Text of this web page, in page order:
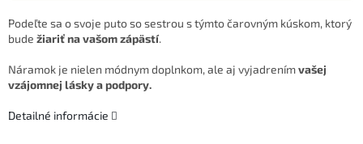
Podeľte sa o svoje puto so sestrou s týmto čarovným kúskom, ktorý
bude žiariť na vašom zápästí.
Náramok je nielen módnym doplnkom, ale aj vyjadrenímvašej
vzájomnej lásky a podpory.
Detailné informácie